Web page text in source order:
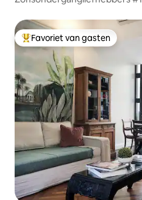
Topfavoriet van gasten
Favoriet van gasten